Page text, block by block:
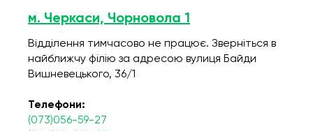
м. Черкаси, Чорновола 1
Відділення тимчасово не працює. Зверніться в
найближчу філію за адресою вулиця Байди
Вишневецького, 36/1
Телефони:
(073)056-59-27